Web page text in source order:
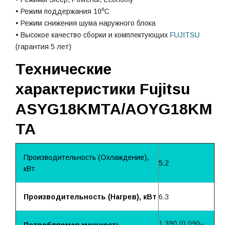
• Режим поддержания 10⁰С
• Режим снижения шума наружного блока
• Высокое качество сборки и комплектующих FUJITSU
(гарантия 5 лет)
Технические
характеристики Fujitsu
ASYG18KMTA/AOYG18KM
TA
Производительность (Охлаждение),
кВт
5.2
Производительность (Нагрев), кВт 6.3